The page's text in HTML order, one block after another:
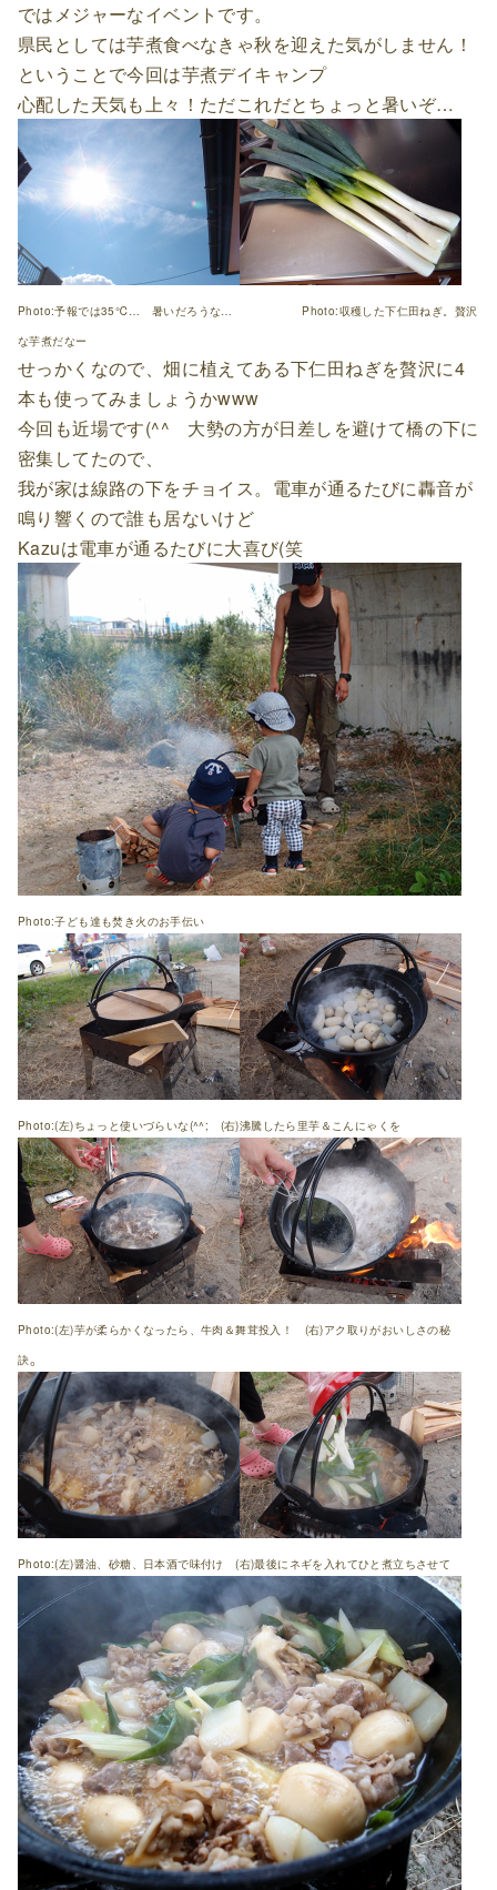
ではメジャーなイベントです。
県民としては芋煮食べなきゃ秋を迎えた気がしません！
ということで今回は芋煮デイキャンプ
心配した天気も上々！ただこれだとちょっと暑いぞ…
Photo:予報では35℃… 暑いだろうな… Photo:収穫した下仁田ねぎ。贅沢
な芋煮だなー
せっかくなので、畑に植えてある下仁田ねぎを贅沢に4
本も使ってみましょうかwww
今回も近場です(^^ 大勢の方が日差しを避けて橋の下に
密集してたので、
我が家は線路の下をチョイス。電車が通るたびに轟音が
鳴り響くので誰も居ないけど
Kazuは電車が通るたびに大喜び(笑
Photo:子ども達も焚き火のお手伝い
Photo:(左)ちょっと使いづらいな(^^; (右)沸騰したら里芋＆こんにゃくを
Photo:(左)芋が柔らかくなったら、牛肉＆舞茸投入！ (右)アク取りがおいしさの秘
訣。
Photo:(左)醤油、砂糖、日本酒で味付け (右)最後にネギを入れてひと煮立ちさせて